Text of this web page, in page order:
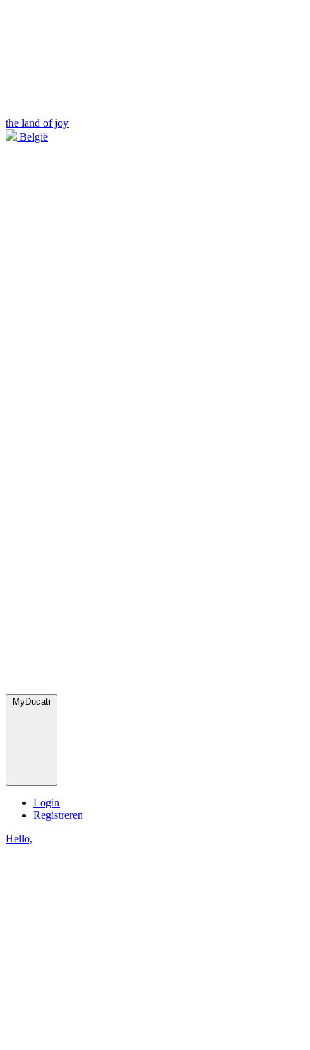
the land of joy
België
MyDucati
Login
Registreren
Hello,